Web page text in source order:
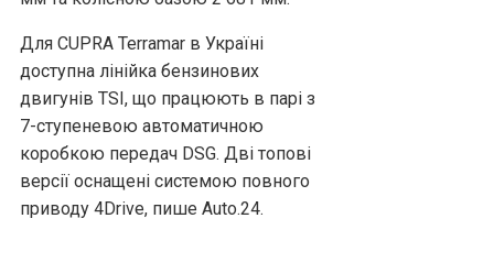
Для CUPRA Terramar в Україні
доступна лінійка бензинових
двигунів TSI, що працюють в парі з
7-ступеневою автоматичною
коробкою передач DSG. Дві топові
версії оснащені системою повного
приводу 4Drive, пише Аuto.24.